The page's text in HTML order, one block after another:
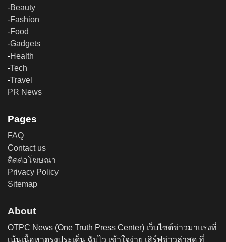
-Beauty
-Fashion
-Food
-Gadgets
-Health
-Tech
-Travel
PR News
Pages
FAQ
Contact us
ติดต่อโฆษณา
Privacy Policy
Sitemap
About
OTPC News (One Truth Press Center) เว็บไซต์ข่าวมาแรงที่
เน้นเนื้อหาตรงประเด็น ฉับไว เข้าใจง่าย เสิร์ฟข่าวล่าสุด ที่